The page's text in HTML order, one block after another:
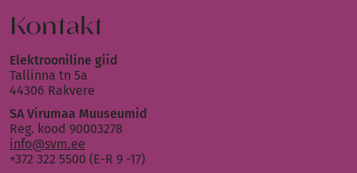
Kontakt
Elektrooniline giid
Tallinna tn 5a
44306 Rakvere
SA Virumaa Muuseumid
Reg. kood 90003278
info@svm.ee
+372 322 5500 (E-R 9 -17)